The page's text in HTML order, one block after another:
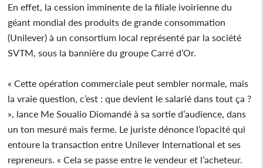
En effet, la cession imminente de la filiale ivoirienne du
géant mondial des produits de grande consommation
(Unilever) à un consortium local représenté par la société
SVTM, sous la bannière du groupe Carré d’Or.
« Cette opération commerciale peut sembler normale, mais
la vraie question, c’est : que devient le salarié dans tout ça ?
», lance Me Soualio Diomandé à sa sortie d’audience, dans
un ton mesuré mais ferme. Le juriste dénonce l’opacité qui
entoure la transaction entre Unilever International et ses
repreneurs. « Cela se passe entre le vendeur et l’acheteur.